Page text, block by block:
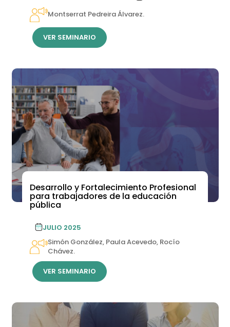
Montserrat Pedreira Álvarez.
VER SEMINARIO
Desarrollo y Fortalecimiento Profesional
para trabajadores de la educación
pública
JULIO 2025
Simón González, Paula Acevedo, Rocío
Chávez.
VER SEMINARIO